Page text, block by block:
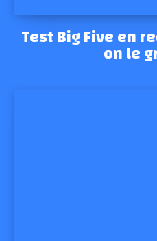
Test Big Five en
on le